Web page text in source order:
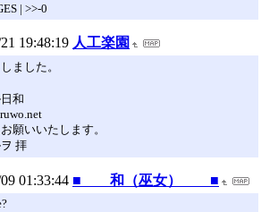
| >>-0
19:48:19 人工楽園
ました。
和
願いいたします。
拝
01:33:44 ■ 和（巫女） ■